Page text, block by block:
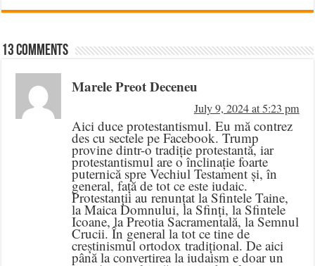
13 comments
Marele Preot Deceneu
July 9, 2024 at 5:23 pm
Aici duce protestantismul. Eu mă contrez
des cu sectele pe Facebook. Trump
provine dintr-o tradiție protestantă, iar
protestantismul are o înclinație foarte
puternică spre Vechiul Testament și, în
general, față de tot ce este iudaic.
Protestanții au renunțat la Sfintele Taine,
la Maica Domnului, la Sfinți, la Sfintele
Icoane, la Preotia Sacramentală, la Semnul
Crucii. În general la tot ce tine de
creștinismul ortodox tradițional. De aici
până la convertirea la iudaism e doar un